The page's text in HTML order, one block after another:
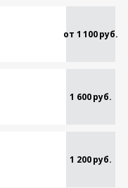
от 1 100 руб.
1 600 руб.
1 200 руб.